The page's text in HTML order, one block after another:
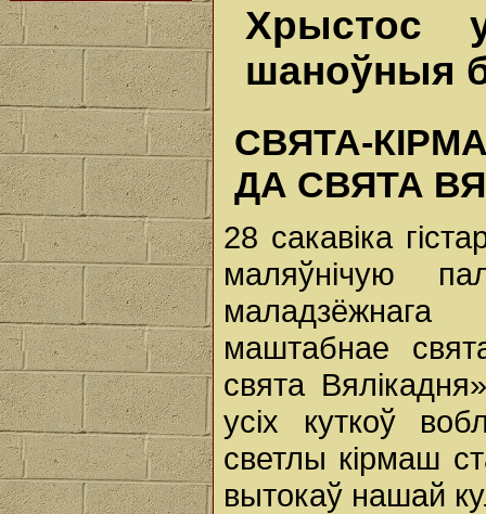
Хрыстос
шаноўныя
СВЯТА-
ДА СВЯТА
28 сакавіка
маляўнічую
маладзёжнага
маштабнае
свята
усіх куткоў
светлы кірмаш
вытокаў нашай